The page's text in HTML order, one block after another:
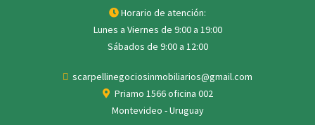
Horario de atención:
Lunes a Viernes de 9:00 a 19:00
Sábados de 9:00 a 12:00
scarpellinegociosinmobiliarios@gmail.com
Priamo 1566 oficina 002
Montevideo - Uruguay